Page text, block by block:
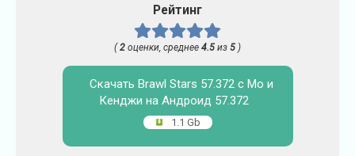
Рейтинг
(2 оценки, среднее 4.5 из 5 )
Скачать Brawl Stars 57.372 с Мо и
Кенджи на Андроид 57.372
1.1 Gb